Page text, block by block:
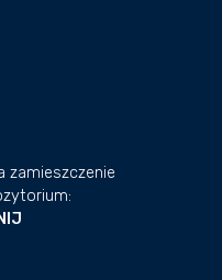
zamieszczenie